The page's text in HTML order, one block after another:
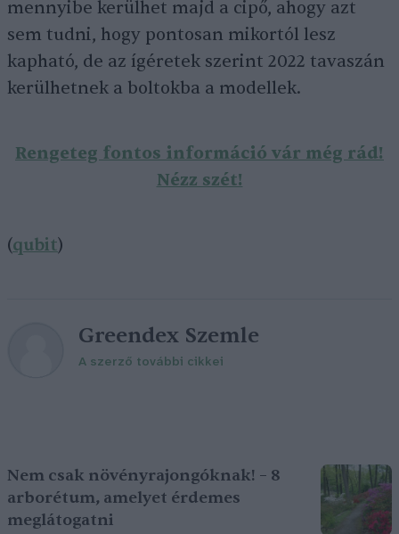
mennyibe kerülhet majd a cipő, ahogy azt
sem tudni, hogy pontosan mikortól lesz
kapható, de az ígéretek szerint 2022 tavaszán
kerülhetnek a boltokba a modellek.
Rengeteg fontos információ vár még rád!
Nézz szét!
(qubit)
Greendex Szemle
A szerző további cikkei
Nem csak növényrajongóknak! – 8
arborétum, amelyet érdemes
meglátogatni